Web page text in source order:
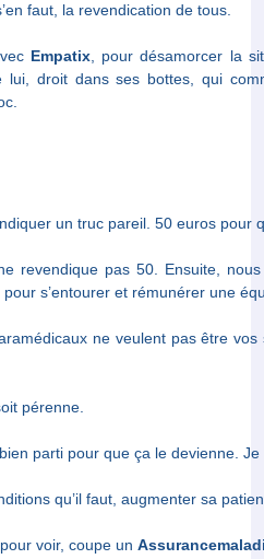
de tous.
avecEmpatix, pour désamorcer
lui, droit dans ses bottes, qui
un truc pareil. 50 euros pour
revendique pas 50. Ensuite,
et rémunérer une équipe !
ne veulent pas être
pérenne.
parti pour que ça le devienne. Je
qu’il faut, augmenter sa
voir, coupe un